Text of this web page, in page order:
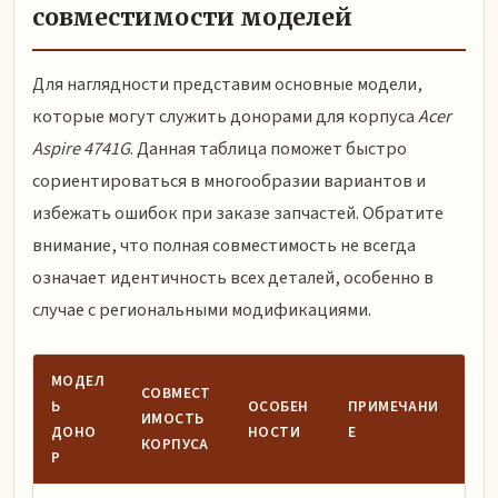
совместимости моделей
Для наглядности представим основные модели,
которые могут служить донорами для корпусаAcer
Aspire 4741G. Данная таблица поможет быстро
сориентироваться в многообразии вариантов и
избежать ошибок при заказе запчастей. Обратите
внимание, что полная совместимость не всегда
означает идентичность всех деталей, особенно в
случае с региональными модификациями.
МОДЕЛ
Ь
ДОНО
Р
СОВМЕСТ
ИМОСТЬ
КОРПУСА
ОСОБЕН
НОСТИ
ПРИМЕЧАНИ
Е